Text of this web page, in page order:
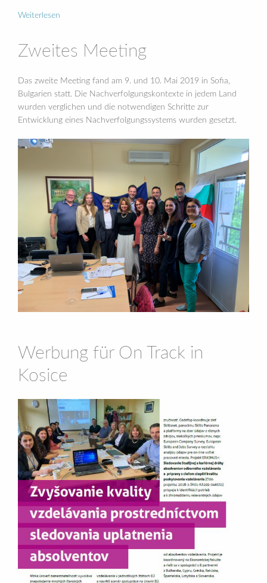
Weiterlesen
Zweites Meeting
Das zweite Meeting fand am 9. und 10. Mai 2019 in Sofia,
Bulgarien statt. Die Nachverfolgungskontexte in jedem Land
wurden verglichen und die notwendigen Schritte zur
Entwicklung eines Nachverfolgungssystems wurden gesetzt.
Werbung für On Track in
Kosice